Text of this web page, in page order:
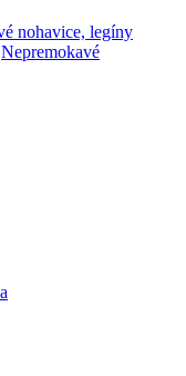
nohavice, legíny
Nepremokavé